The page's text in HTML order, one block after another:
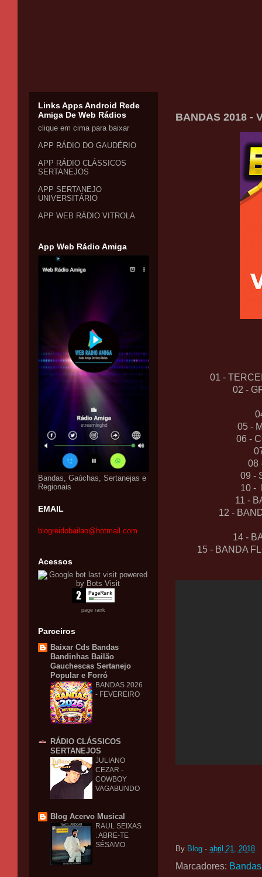
BANDAS 2018 -
01 -
02 -
05 -
06 -
08
09 -
10 -
11 -
12 -
14 -
15 - BANDA
By Blog - abril 21, 2018
Marcadores: Bandas
Links Apps Android Rede
Amiga De Web Rádios
clique em cima para baixar
APP RÁDIO DO GAUDÉRIO
APP RÁDIO CLÁSSICOS
SERTANEJOS
APP SERTANEJO
UNIVERSITÁRIO
APP WEB RÁDIO VITROLA
App Web Rádio Amiga
Bandas, Gaúchas, Sertanejas e
Regionais
EMAIL
blogreidobailao@hotmail.com
Acessos
page rank
Parceiros
Baixar Cds Bandas
Bandinhas Bailão
Gauchescas Sertanejo
Popular e Forró
BANDAS 2026
- FEVEREIRO
RÁDIO CLÁSSICOS
SERTANEJOS
JULIANO
CEZAR -
COWBOY
VAGABUNDO
Blog Acervo Musical
RAUL SEIXAS
: ABRE-TE
SÉSAMO